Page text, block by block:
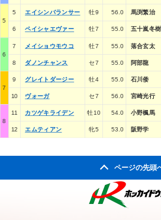
5
5 エイシンバランサー 牡9 56.0 馬渕繁治
6 ペイシャエヴァー 牡7 55.0 五十嵐冬樹
6
7 メイショウモウコ 牡7 55.0 落合玄太
8 ダノンチャンス セ7 55.0 阿部龍
7
9 グレイトダージー 牡4 55.0 石川倭
10 ヴォーガ セ7 56.0 宮崎光行
8
11 カツゲキライデン 牡10 54.0 小野楓馬
12 エムティアン 牝5 53.0 阪野学
ページの先頭